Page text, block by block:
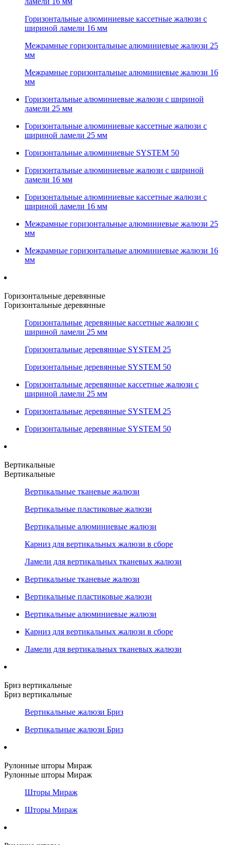
Горизонтальные алюминиевые кассетные жалюзи с
шириной ламели 16 мм
Межрамные горизонтальные алюминиевые жалюзи 25
мм
Межрамные горизонтальные алюминиевые жалюзи 16
мм
Горизонтальные алюминиевые жалюзи с шириной
ламели 25 мм
Горизонтальные алюминиевые кассетные жалюзи с
шириной ламели 25 мм
Горизонтальные алюминиевые SYSTEM 50
Горизонтальные алюминиевые жалюзи с шириной
ламели 16 мм
Горизонтальные алюминиевые кассетные жалюзи с
шириной ламели 16 мм
Межрамные горизонтальные алюминиевые жалюзи 25
мм
Межрамные горизонтальные алюминиевые жалюзи 16
мм
Горизонтальные деревянные
Горизонтальные деревянные
Горизонтальные деревянные кассетные жалюзи с
шириной ламели 25 мм
Горизонтальные деревянные SYSTEM 25
Горизонтальные деревянные SYSTEM 50
Горизонтальные деревянные кассетные жалюзи с
шириной ламели 25 мм
Горизонтальные деревянные SYSTEM 25
Горизонтальные деревянные SYSTEM 50
Вертикальные
Вертикальные
Вертикальные тканевые жалюзи
Вертикальные пластиковые жалюзи
Вертикальные алюминиевые жалюзи
Карниз для вертикальных жалюзи в сборе
Ламели для вертикальных тканевых жалюзи
Вертикальные тканевые жалюзи
Вертикальные пластиковые жалюзи
Вертикальные алюминиевые жалюзи
Карниз для вертикальных жалюзи в сборе
Ламели для вертикальных тканевых жалюзи
Бриз вертикальные
Бриз вертикальные
Вертикальные жалюзи Бриз
Вертикальные жалюзи Бриз
Рулонные шторы Мираж
Рулонные шторы Мираж
Шторы Мираж
Шторы Мираж